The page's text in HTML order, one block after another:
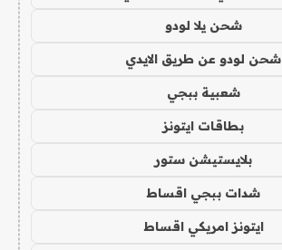
شحن يلا لودو
شحن لودو عن طريق الايدي
شعبية ببجي
بطاقات ايتونز
بلايستيشن ستور
شدات ببجي اقساط
ايتونز امريكي اقساط